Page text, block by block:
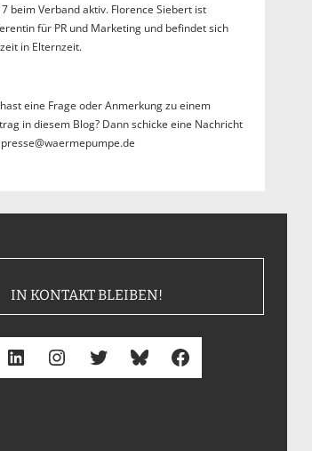
beim Verband aktiv. Florence Siebert ist
für PR und Marketing und befindet sich
in Elternzeit.
eine Frage oder Anmerkung zu einem
in diesem Blog? Dann schicke eine Nachricht
IN KONTAKT BLEIBEN!
LinkedIn Instagram Twitter Bluesky Facebook